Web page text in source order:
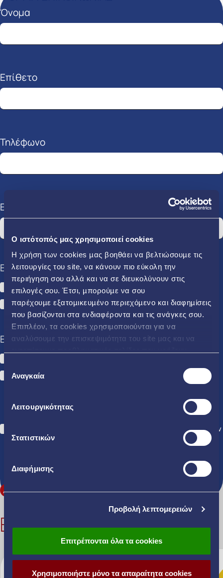
O ιστότοπός μας χρησιμοποιεί cookies
Η χρήση των cookies µας βοηθάει να βελτιώσουµε τις
λειτουργίες του site, να κάνουν πιο εύκολη την
περιήγηση σου αλλά και να σε διευκολύνουν στις
επιλογές σου. Έτσι, µπορούµε να σου
παρέχουµε εξατοµικευµένο περιεχόµενο και διαφηµίσεις
που βασίζονται στα ενδιαφέροντα και τις ανάγκες σου.
Επιπλέον, τα cookies χρησιµοποιούνται για να
αναλύσουµε την επισκεψιµότητα του site µας και να
Επιλογή
συγκατάθεσης
Αναγκαία
Λειτουργικότητας
Στατιστικών
Διαφήμισης
Προβολή λεπτομερειών
Επιτρέπονται όλα τα cookies
Χρησιμοποιήστε μόνο τα απαραίτητα cookies
πλήρωσε με ασφάλεια και άνεση.
Δες περισσότεραεδώ.
Όνομα
Επίθετο
Τηλέφωνο
Email
Ενδιαφέρομαι για:
Ρεύμα
Φυσικό Αέριο
ΗΡΩΝ ΕΝ.Α
Είμαι:
Νέος Πελάτης
Συναινώ στην καταχώριση και επεξεργασία των δηλωθέντων
προσωπικών μου στοιχείων για την επικοινωνία
προωθητικών μηνυμάτων από την ΗΡΩΝ ΕΝΕΡΓΕΙΑΚΗ Α.Ε.
ΕΠΙΠΛΕΟΝ ΕΠΙΛΟΓΕΣ